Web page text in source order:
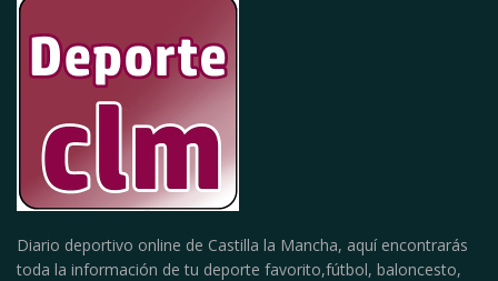
Diario deportivo online de Castilla la Mancha, aquí encontrarás
toda la información de tu deporte favorito,fútbol, baloncesto,